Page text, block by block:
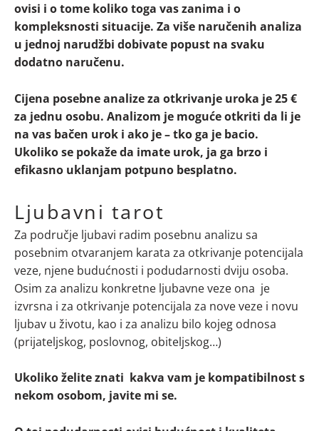
ovisi i o tome koliko toga vas zanima i o
kompleksnosti situacije. Za više naručenih analiza
u jednoj narudžbi dobivate popust na svaku
dodatno naručenu.
Cijena posebne analize za otkrivanje uroka je 25 €
za jednu osobu. Analizom je moguće otkriti da li je
na vas bačen urok i ako je – tko ga je bacio.
Ukoliko se pokaže da imate urok, ja ga brzo i
efikasno uklanjam potpuno besplatno.
Ljubavni tarot
Za područje ljubavi radim posebnu analizu sa
posebnim otvaranjem karata za otkrivanje potencijala
veze, njene budućnosti i podudarnosti dviju osoba.
Osim za analizu konkretne ljubavne veze ona je
izvrsna i za otkrivanje potencijala za nove veze i novu
ljubav u životu, kao i za analizu bilo kojeg odnosa
(prijateljskog, poslovnog, obiteljskog…)
Ukoliko želite znati kakva vam je kompatibilnost s
nekom osobom, javite mi se.